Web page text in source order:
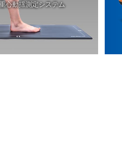
心動揺測定システム